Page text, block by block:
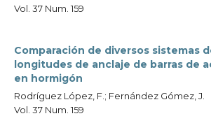
Vol. 37 Num. 159
Comparación de diversos sistemas
longitudes de anclaje de barras de
en hormigón
Rodríguez López, F.; Fernández Gómez, J.
Vol. 37 Num. 159